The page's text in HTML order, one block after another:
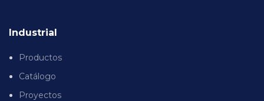
Industrial
Productos
Catálogo
Proyectos